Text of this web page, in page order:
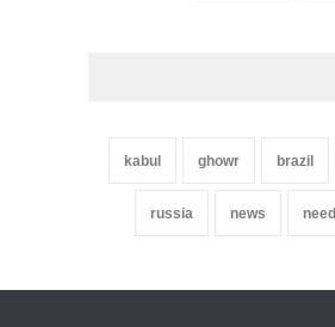
brazil
ghowr
kabul
need
news
russia